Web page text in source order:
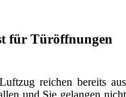
für Türöffnungen
reichen bereits aus
und Sie gelangen nicht